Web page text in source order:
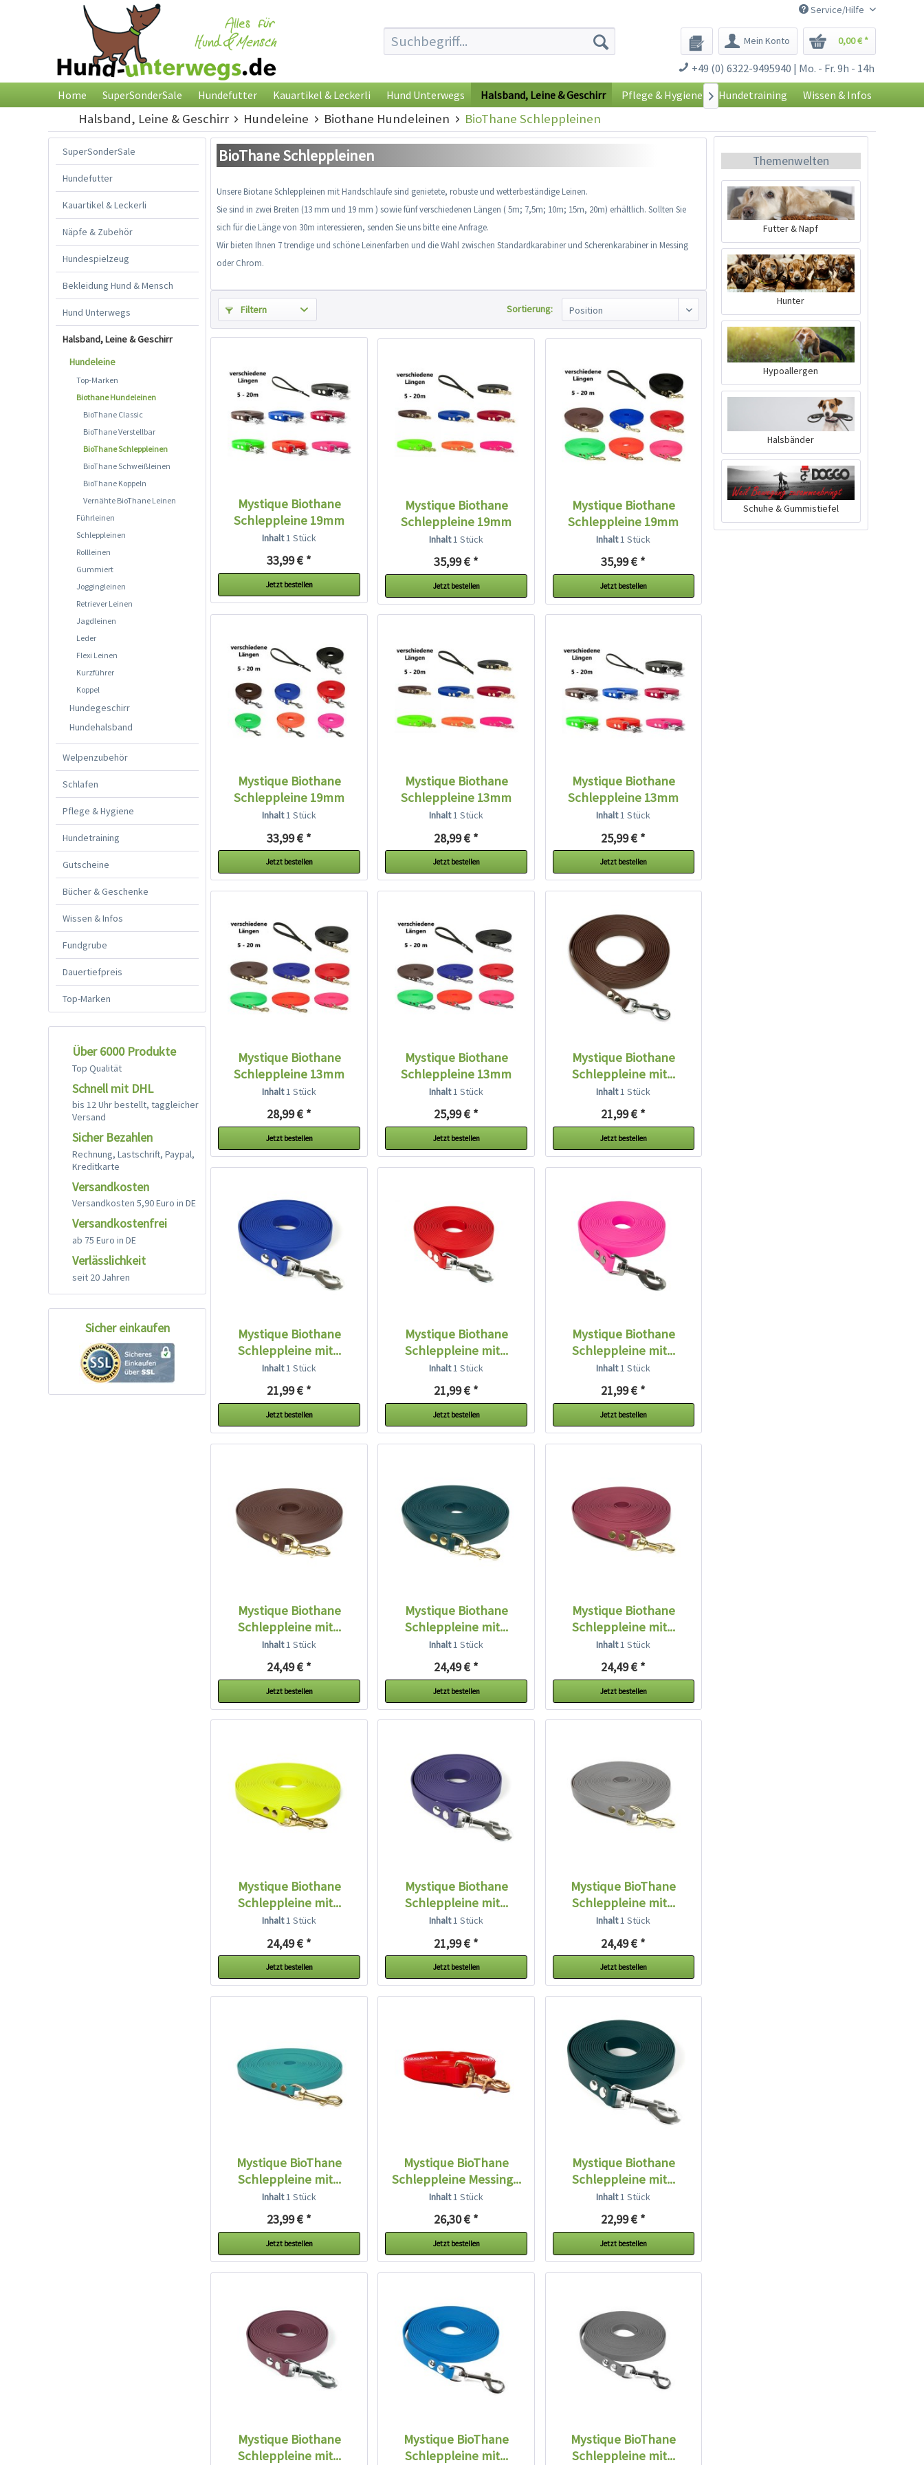
Service/Hilfe
Mein Konto 0,00 € *
+49 (0) 6322-9495940 | Mo. - Fr. 9h - 14h
Home SuperSonderSale Hundefutter Kauartikel & Leckerli Hund Unterwegs Halsband, Leine & Geschirr Pflege & Hygiene Hundetraining Wissen & Infos

Halsband, Leine & Geschirr Hundeleine Biothane Hundeleinen BioThane Schleppleinen
SuperSonderSale
Hundefutter
Kauartikel & Leckerli
Näpfe & Zubehör
Hundespielzeug
Bekleidung Hund & Mensch
Hund Unterwegs
Halsband, Leine & Geschirr
Hundeleine
Top-Marken
Biothane Hundeleinen
BioThane Classic
BioThane Verstellbar
BioThane Schleppleinen
BioThane Schweißleinen
BioThane Koppeln
Vernähte BioThane Leinen
Führleinen
Schleppleinen
Rollleinen
Gummiert
Joggingleinen
Retriever Leinen
Jagdleinen
Leder
Flexi Leinen
Kurzführer
Koppel
Hundegeschirr
Hundehalsband
Welpenzubehör
Schlafen
Pflege & Hygiene
Hundetraining
Gutscheine
Bücher & Geschenke
Wissen & Infos
Fundgrube
Dauertiefpreis
Top-Marken
Über 6000 Produkte
Top Qualität
Schnell mit DHL
bis 12 Uhr bestellt, taggleicher
Versand
Sicher Bezahlen
Rechnung, Lastschrift, Paypal,
Kreditkarte
Versandkosten
Versandkosten 5,90 Euro in DE
Versandkostenfrei
ab 75 Euro in DE
Verlässlichkeit
seit 20 Jahren
Sicher einkaufen
BioThane Schleppleinen
Unsere BiotaneSchleppleinen mit Handschlaufe sind genietete, robuste und wetterbeständige Leinen.
Sie sind in zwei Breiten (13 mm und 19 mm ) sowiefünf verschiedenen Längen ( 5m; 7,5m; 10m; 15m, 20m) erhältlich. Sollten Sie
sich für die Länge von 30m interessieren, senden Sie uns bitte eine Anfrage.
Wir bieten Ihnen 7 trendige und schöne Leinenfarben und die Wahl zwischen Standardkarabiner und Scherenkarabiner in Messing
oder Chrom.
Filtern Sortierung:
Mystique Biothane
Schleppleine 19mm
breit...
Inhalt1 Stück
33,99 € *
Jetzt bestellen
Mystique Biothane
Schleppleine 19mm
breit...
Inhalt1 Stück
35,99 € *
Jetzt bestellen
Mystique Biothane
Schleppleine 19mm
breit...
Inhalt1 Stück
35,99 € *
Jetzt bestellen
Mystique Biothane
Schleppleine 19mm
breit...
Inhalt1 Stück
33,99 € *
Jetzt bestellen
Mystique Biothane
Schleppleine 13mm
breit...
Inhalt1 Stück
28,99 € *
Jetzt bestellen
Mystique Biothane
Schleppleine 13mm
breit...
Inhalt1 Stück
25,99 € *
Jetzt bestellen
Mystique Biothane
Schleppleine 13mm
breit...
Inhalt1 Stück
28,99 € *
Jetzt bestellen
Mystique Biothane
Schleppleine 13mm
breit...
Inhalt1 Stück
25,99 € *
Jetzt bestellen
Mystique Biothane
Schleppleine mit...
Inhalt1 Stück
21,99 € *
Jetzt bestellen
Mystique Biothane
Schleppleine mit...
Inhalt1 Stück
21,99 € *
Jetzt bestellen
Mystique Biothane
Schleppleine mit...
Inhalt1 Stück
21,99 € *
Jetzt bestellen
Mystique Biothane
Schleppleine mit...
Inhalt1 Stück
21,99 € *
Jetzt bestellen
Mystique Biothane
Schleppleine mit...
Inhalt1 Stück
24,49 € *
Jetzt bestellen
Mystique Biothane
Schleppleine mit...
Inhalt1 Stück
24,49 € *
Jetzt bestellen
Mystique Biothane
Schleppleine mit...
Inhalt1 Stück
24,49 € *
Jetzt bestellen
Mystique Biothane
Schleppleine mit...
Inhalt1 Stück
24,49 € *
Jetzt bestellen
Mystique Biothane
Schleppleine mit...
Inhalt1 Stück
21,99 € *
Jetzt bestellen
Mystique BioThane
Schleppleine mit...
Inhalt1 Stück
24,49 € *
Jetzt bestellen
Mystique BioThane
Schleppleine mit...
Inhalt1 Stück
23,99 € *
Jetzt bestellen
Mystique BioThane
Schleppleine Messing...
Inhalt1 Stück
26,30 € *
Jetzt bestellen
Mystique Biothane
Schleppleine mit...
Inhalt1 Stück
22,99 € *
Jetzt bestellen
Mystique Biothane
Schleppleine mit...
Mystique BioThane
Schleppleine mit...
Mystique BioThane
Schleppleine mit...
Themenwelten
Futter & Napf
Hunter
Hypoallergen
Halsbänder
Schuhe & Gummistiefel